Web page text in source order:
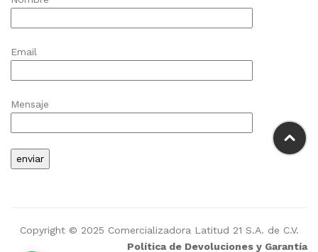
Email
Mensaje
Copyright © 2025 Comercializadora Latitud 21 S.A. de C.V.
Política de Devoluciones y Garantía